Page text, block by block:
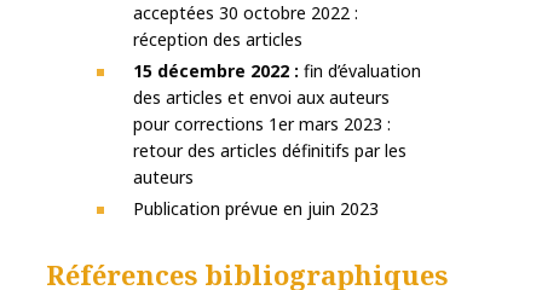
acceptées 30 octobre 2022 :
réception des articles
15 décembre 2022 : fin d’évaluation
des articles et envoi aux auteurs
pour corrections 1er mars 2023 :
retour des articles définitifs par les
auteurs
Publication prévue en juin 2023
Références bibliographiques